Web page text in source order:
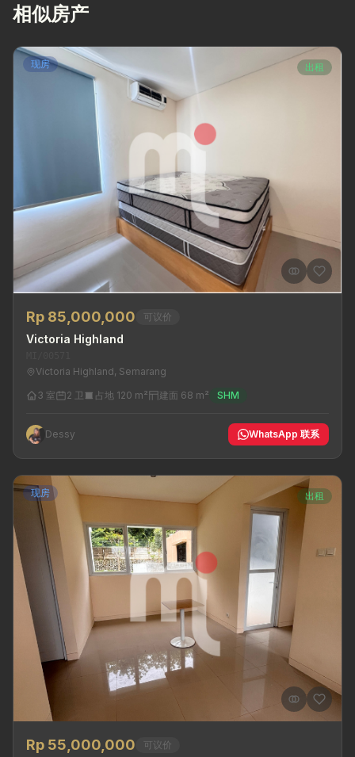
相似房产
现房 出租
Rp 85,000,000 可议价
Victoria Highland
Victoria Highland, Semarang
3 室
2 卫 占地 120 m² 建面 68 m² SHM
Dessy WhatsApp 联系
现房 出租
Rp 55,000,000 可议价